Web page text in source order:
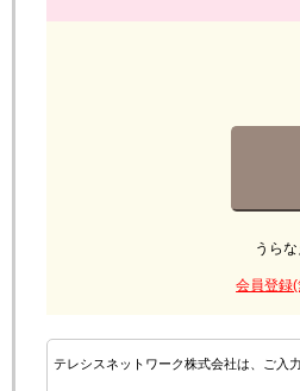
うら
会員登録
テレシスネットワーク株式会社は、ご入